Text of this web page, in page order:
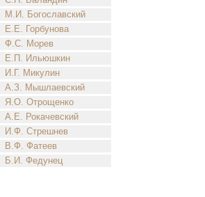
М.И. Богославский
Е.Е. Горбунова
Ф.С. Морев
Е.П. Ильюшкин
И.Г. Микулин
А.З. Мышлаевский
Я.О. Отрощенко
А.Е. Рокачевский
И.Ф. Стрешнев
В.Ф. Фатеев
Б.И. Федунец